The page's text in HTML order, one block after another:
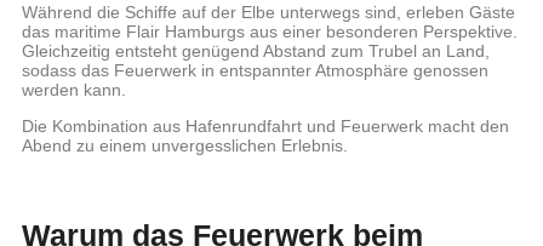
Während die Schiffe auf der Elbe unterwegs sind, erleben Gäste
das maritime Flair Hamburgs aus einer besonderen Perspektive.
Gleichzeitig entsteht genügend Abstand zum Trubel an Land,
sodass das Feuerwerk in entspannter Atmosphäre genossen
werden kann.
Die Kombination aus Hafenrundfahrt und Feuerwerk macht den
Abend zu einem unvergesslichen Erlebnis.
Warum das Feuerwerk beim